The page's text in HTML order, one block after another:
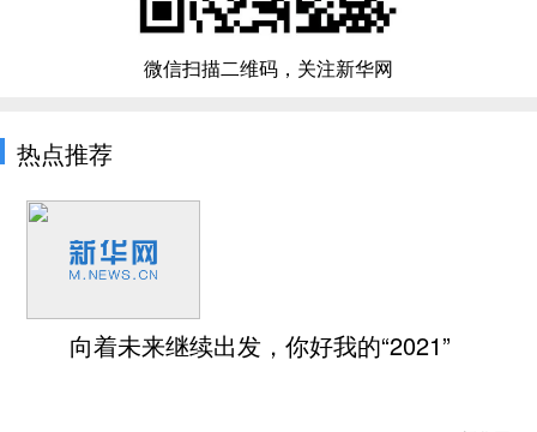
微信扫描二维码，关注新华网
热点推荐
向着未来继续出发，你好我的“2021”